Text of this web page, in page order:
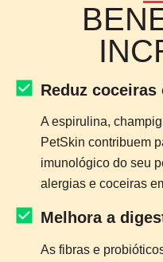
Reduz
A espirulina,
PetSkin contribuem
imunológico do seu
alergias e coceiras
Melhora a
As fibras e